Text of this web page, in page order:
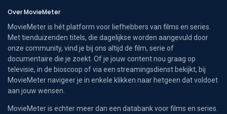
Over MovieMeter
MovieMeter is hét platform voor liefhebbers van films en series.
Met tienduizenden titels, die dagelijkse worden aangevuld door
onze community, vind je bij ons altijd de film, serie of
documentaire die je zoekt. Of je jouw content nou graag op
televisie, in de bioscoop of via een streamingsdienst bekijkt, bij
MovieMeter navigeer je in enkele klikken naar hetgeen dat voldoet
aan jouw wensen.
MovieMeter is echter meer dan een databank voor films en series.